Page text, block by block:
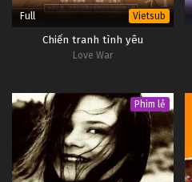
Full Vietsub
Chiến tranh tình yêu
Love War
Phim lẻ